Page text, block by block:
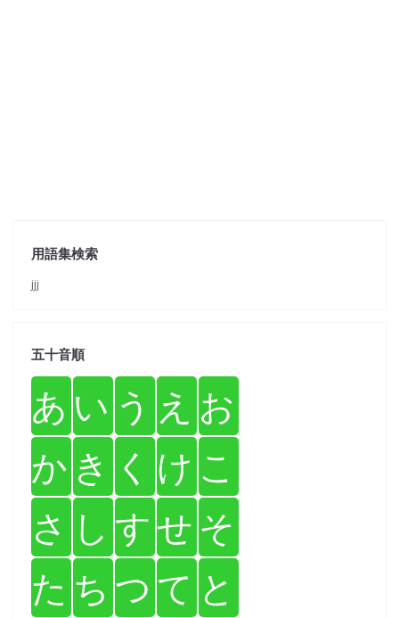
用語集検索
jjj
五十音順
あ い う え お
か き く け こ
さ し すせ そ
た ち つ て と